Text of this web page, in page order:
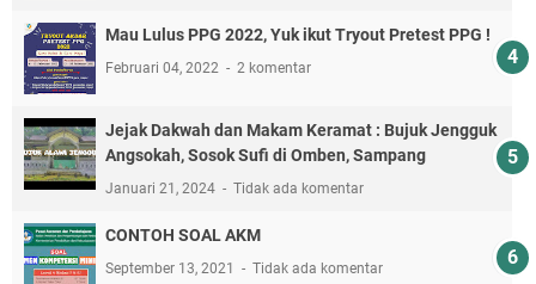
Mau Lulus PPG 2022, Yuk ikut Tryout Pretest PPG !
Februari 04, 2022 2 komentar
Jejak Dakwah dan Makam Keramat : Bujuk Jengguk
Angsokah, Sosok Sufi di Omben, Sampang
Januari 21, 2024 Tidak ada komentar
CONTOH SOAL AKM
September 13, 2021 Tidak ada komentar